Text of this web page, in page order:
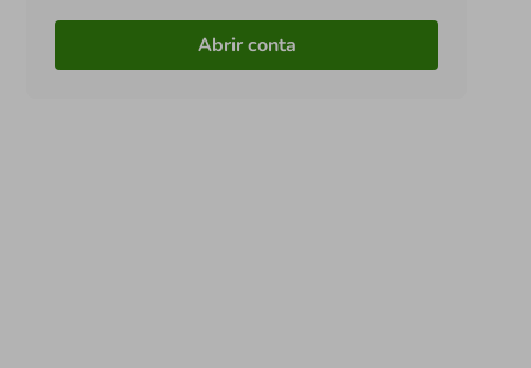
Abrir conta